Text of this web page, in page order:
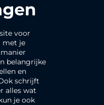
voor
met je
belangrijke
en
schrijft
alles wat
je ook